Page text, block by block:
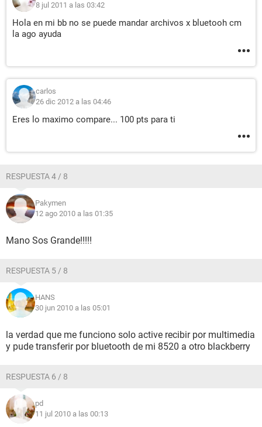
8 jul 2011 a las 03:42
Hola en mi bb no se puede mandar archivos x bluetooh cm
la ago ayuda
carlos
26 dic 2012 a las 04:46
Eres lo maximo compare... 100 pts para ti
RESPUESTA 4 / 8
Pakymen
12 ago 2010 a las 01:35
Mano Sos Grande!!!!!
RESPUESTA 5 / 8
HANS
30 jun 2010 a las 05:01
la verdad que me funciono solo active recibir por multimedia
y pude transferir por bluetooth de mi 8520 a otro blackberry
RESPUESTA 6 / 8
pd
11 jul 2010 a las 00:13